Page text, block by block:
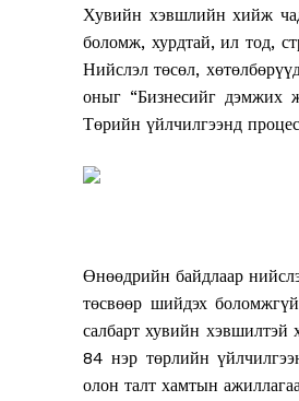
Хувийн хэвшлийн хийж
боломж, хурдтай, ил тод,
Нийслэл төсөл,
оныг “Бизнесийг дэмжих
Төрийн үйлчилгээнд
Өнөөдрийн байдлаар
төсвөөр шийдэх
салбарт хувийн хэвшилтэй
84 нэр төрлийн
олон талт хамтын